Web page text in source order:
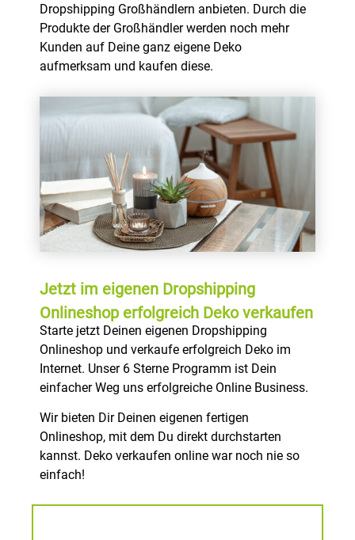
Dropshipping Großhändlern anbieten. Durch die
Produkte der Großhändler werden noch mehr
Kunden auf Deine ganz eigene Deko
aufmerksam und kaufen diese.
Jetzt im eigenen Dropshipping
Onlineshop erfolgreich Deko verkaufen
Starte jetzt Deinen eigenen Dropshipping
Onlineshop und verkaufe erfolgreich Deko im
Internet. Unser 6 Sterne Programm ist Dein
einfacher Weg uns erfolgreiche Online Business.
Wir bieten Dir Deinen eigenen fertigen
Onlineshop, mit dem Du direkt durchstarten
kannst. Deko verkaufen online war noch nie so
einfach!